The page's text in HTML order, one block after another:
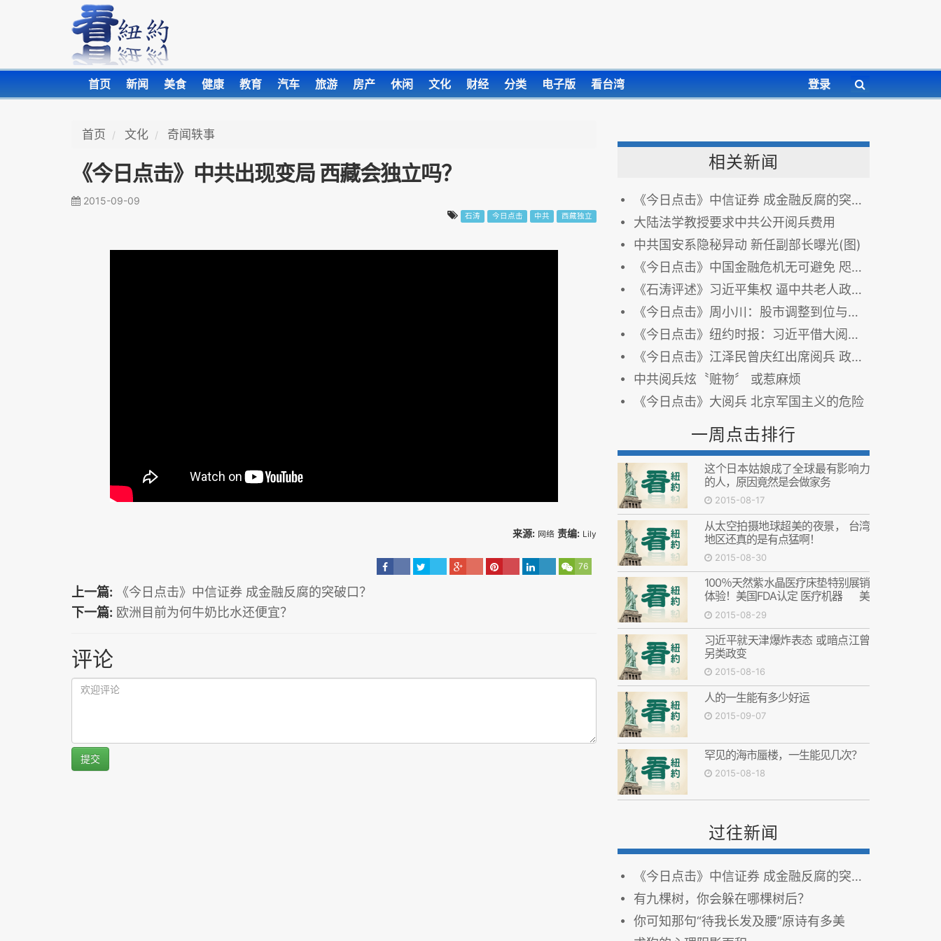
首页 新闻 美食 健康 教育 汽车 旅游 房产 休闲 文化 财经 分类 电子版 看台湾 登录
首页 文化 奇闻轶事
《今日点击》中共出现变局 西藏会独立吗？
2015-09-09
石涛 今日点击 中共 西藏独立
来源: 网络 责编: Lily
76
上一篇:
《今日点击》中信证券 成金融反腐的突破口？
下一篇: 欧洲目前为何牛奶比水还便宜？
评论
提交
相关新闻
《今日点击》中信证券 成金融反腐的突破口？
大陆法学教授要求中共公开阅兵费用
中共国安系隐秘异动 新任副部长曝光(图)
《今日点击》中国金融危机无可避免 咫尺之遥
《石涛评述》习近平集权 逼中共老人政治终结？
《今日点击》周小川：股市调整到位与习近平的胜利
《今日点击》纽约时报：习近平借大阅兵 推动民族主义？
《今日点击》江泽民曾庆红出席阅兵 政治含义是什么？
中共阅兵炫〝赃物〞 或惹麻烦
《今日点击》大阅兵 北京军国主义的危险
一周点击排行
这个日本姑娘成了全球最有影响力
的人，原因竟然是会做家务
2015-08-17
从太空拍摄地球超美的夜景， 台湾
地区还真的是有点猛啊！
2015-08-30
100％天然紫水晶医疗床垫特别展销
体验！美国FDA认定 医疗机器 美
国FDA认定 医疗机器
2015-08-29
习近平就天津爆炸表态 或暗点江曾
另类政变
2015-08-16
人的一生能有多少好运
2015-09-07
罕见的海市蜃楼，一生能见几次？
2015-08-18
过往新闻
《今日点击》中信证券 成金融反腐的突破口？
有九棵树，你会躲在哪棵树后？
你可知那句“待我长发及腰”原诗有多美